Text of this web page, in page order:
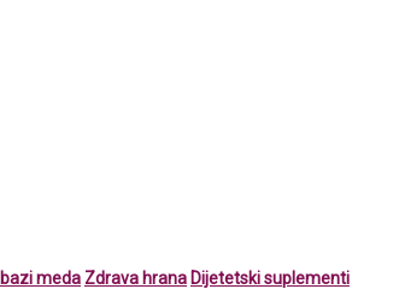
meda Zdrava hrana Dijetetski suplementi